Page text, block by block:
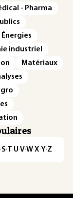
- Pharma
Énergies
industriel
Matériaux
·S·T·U·V·W·X·Y·Z